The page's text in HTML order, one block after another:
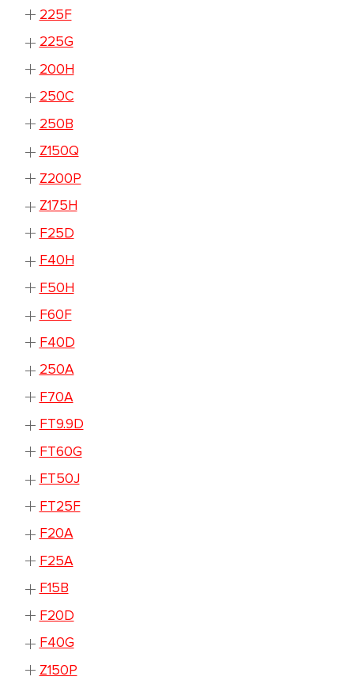
225F
225G
200H
250C
250B
Z150Q
Z200P
Z175H
F25D
F40H
F50H
F60F
F40D
250A
F70A
FT9.9D
FT60G
FT50J
FT25F
F20A
F25A
F15B
F20D
F40G
Z150P